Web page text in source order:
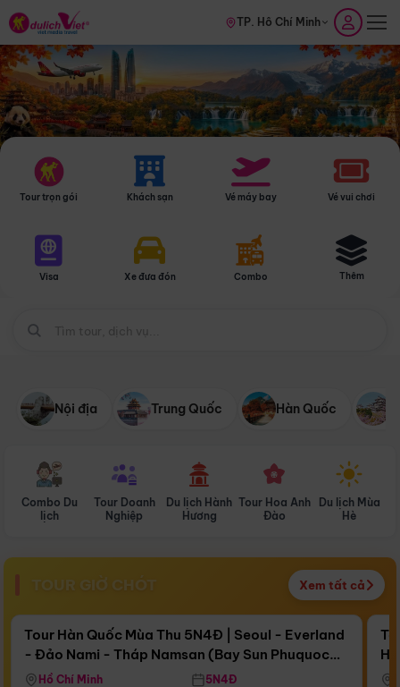
TP. Hồ Chí Minh
Tour trọn gói Khách sạn Vé máy bay Vé vui chơi
Visa Xe đưa đón Combo Thêm
Nội địa Trung Quốc Hàn Quốc
Combo Du
lịch
Tour Doanh
Nghiệp
Du lịch Hành
Hương
Tour Hoa Anh
Đào
Du lịch Mùa
Hè
TOUR GIỜ CHÓT Xem tất cả
Còn16 ngày 20:15:44
Bay Sun Phuquoc Airways
Điểm nổi bật
Tour Hàn Quốc Mùa Thu 5N4Đ | Seoul - Everland
- Đảo Nami - Tháp Namsan (Bay Sun Phuquoc
Airways)
Hồ Chí Minh 5N4Đ